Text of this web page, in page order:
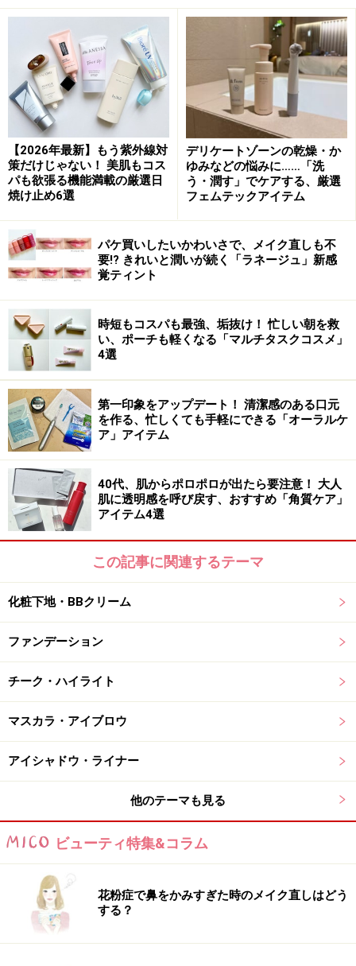
製薬が培ってきた医薬品開発の知見や技術などを土台
に、高濃度・高浸透処方を特徴としたブランドです。
「ホワイトニング リンクルリペア」は、美白とシワ改善
の効能が認可された薬用有効成分「ナイアシンアミド」
を配合。メラニンの生成を抑えてシミやそばかすを防ぎ
ながら、シワを改善します。
洗顔後すぐに使用するブースタータイプで、次に使う化
粧水などの浸透を高めてくれます。また、肌を柔らかく
する作用を持つ「セイヨウナシ果汁発酵液」を配合し、
肌のごわつきをケアしながら保湿もしてくれます。継続
使用することで徐々にキメが整いワントーン明るい肌
へ。シワ改善美容液の中ではお求めやすい価格なのでリ
ピートしやすく、朝晩の使用はもちろんのこと年齢が出
やすい手や首にも惜しみなく使えるのが高ポイント！
2：リピートしやすい価格で高評価！ 美白×
シワ改善美容液
私自身主婦としての目線からしても、税抜4000円台くら
いまでなら購入もリピートもしやすい価格という印象で
す。
■化粧水の後に使用する「オルビス リンクルホワイトエ
ッセンス」（税抜4500円）
「100%オイルカット」でお馴染みの「オルビス」
のシワ
改善美容液「リンクルホワイトエッセンス」は、確かな
効果と続けやすさにこだわって開発された商品。
美白と
シワ改善の効能が認可された薬用有効成分「ナイアシン
アミド」
に加えて、植物エキスを組み合わせた保湿成分
「ベースエンハンサー」を配合し、透明感と明るさのあ
リペア」が洗顔後最初に使用するのに対し、こちらは化
粧水の後に使用します。朝晩惜しみなく使用できるから
こそ嬉しい効果に繋がる可能性が高まります！
【2026年最新】もう紫外線対
策だけじゃない！ 美肌もコス
パも欲張る機能満載の厳選日
焼け止め6選
デリケートゾーンの乾燥・か
ゆみなどの悩みに……「洗
う・潤す」でケアする、厳選
フェムテックアイテム
パケ買いしたいかわいさで、メイク直しも不
要!? きれいと潤いが続く「ラネージュ」新感
覚ティント
時短もコスパも最強、垢抜け！ 忙しい朝を救
い、ポーチも軽くなる「マルチタスクコスメ」
4選
第一印象をアップデート！ 清潔感のある口元
を作る、忙しくても手軽にできる「オーラルケ
ア」アイテム
40代、肌からポロポロが出たら要注意！ 大人
肌に透明感を呼び戻す、おすすめ「角質ケア」
アイテム4選
この記事に関連するテーマ
化粧下地・BBクリーム
ファンデーション
チーク・ハイライト
マスカラ・アイブロウ
アイシャドウ・ライナー
他のテーマも見る
ビューティ特集&コラム
花粉症で鼻をかみすぎた時のメイク直しはどう
する？